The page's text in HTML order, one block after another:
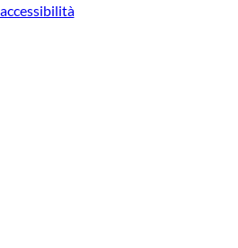
accessibilità